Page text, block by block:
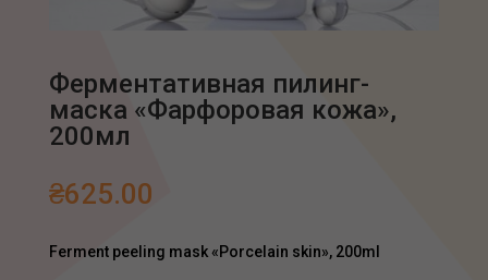
Ферментативная пилинг-
маска «Фарфоровая кожа»,
200мл
₴625.00
Ferment peeling mask «Porcelain skin», 200ml